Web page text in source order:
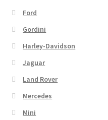
Ford
Gordini
Harley-Davidson
Jaguar
Land Rover
Mercedes
Mini